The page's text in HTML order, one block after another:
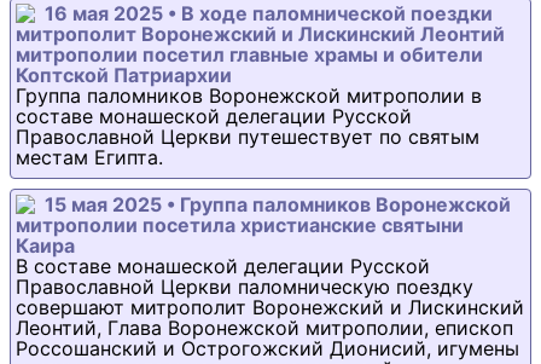
16 мая 2025 • В ходе паломнической поездки
митрополит Воронежский и Лискинский Леонтий
митрополии посетил главные храмы и обители
Коптской Патриархии
Группа паломников Воронежской митрополии в
составе монашеской делегации Русской
Православной Церкви путешествует по святым
местам Египта.
15 мая 2025 • Группа паломников Воронежской
митрополии посетила христианские святыни
Каира
В составе монашеской делегации Русской
Православной Церкви паломническую поездку
совершают митрополит Воронежский и Лискинский
Леонтий, Глава Воронежской митрополии, епископ
Россошанский и Острогожский Дионисий, игумены